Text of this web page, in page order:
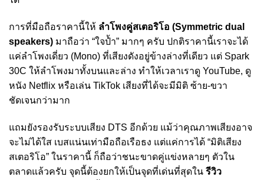
การที่มือถือราคานี้ให้ ลำโพงคู่สเตอริโอ (Symmetric dual
speakers) มาถือว่า “ใจป้ำ” มากๆ ครับ ปกติราคานี้เราจะได้
แค่ลำโพงเดี่ยว (Mono) ที่เสียงดังอยู่ข้างล่างที่เดียว แต่ Spark
30C ให้ลำโพงมาทั้งบนและล่าง ทำให้เวลาเราดู YouTube, ดู
หนัง Netflix หรือเล่น TikTok เสียงที่ได้จะมีมิติ ซ้าย-ขวา
ชัดเจนกว่ามาก
แถมยังรองรับระบบเสียง DTS อีกด้วย แม้ว่าคุณภาพเสียงอาจ
จะไม่ได้ใส เบสแน่นเท่ามือถือเรือธง แต่แค่การได้ “มิติเสียง
สเตอริโอ” ในราคานี้ ก็ถือว่าชนะขาดคู่แข่งหลายๆ ตัวใน
ตลาดแล้วครับ จุดนี้ต้องยกให้เป็นจุดที่เด่นที่สุดใน รีวิว